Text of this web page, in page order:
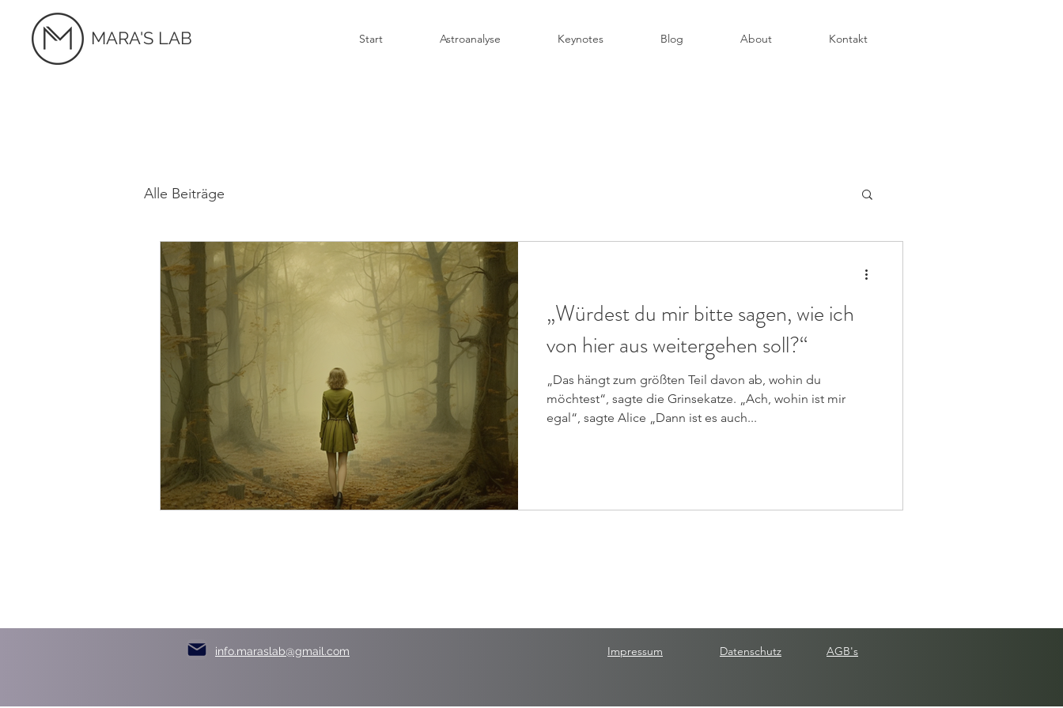
MARA'S LAB Start Astroanalyse Keynotes Blog About Kontakt
Alle Beiträge
„Würdest du mir bitte sagen, wie ich
von hier aus weitergehen soll?“
„Das hängt zum größten Teil davon ab, wohin du
möchtest“, sagte die Grinsekatze. „Ach, wohin ist mir
egal“, sagte Alice „Dann ist es auch...
info.maraslab@gmail.com Impressum Datenschutz AGB's